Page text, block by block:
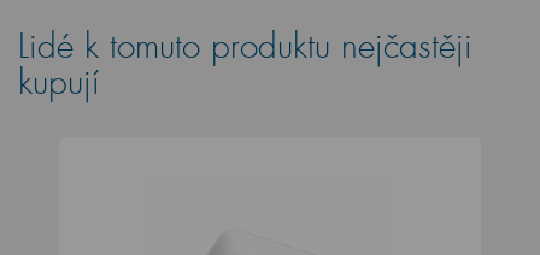
Lidé k tomuto produktu nejčastěji
kupují